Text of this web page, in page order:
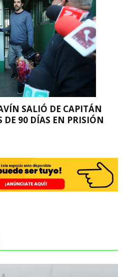
SALIÓ DE CAPITÁN
DE 90 DÍAS EN PRISIÓN